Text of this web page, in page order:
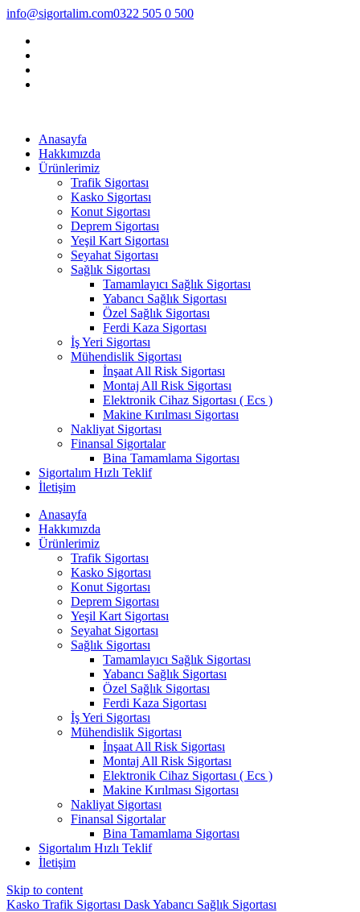
info@sigortalim.com0322 505 0 500
Anasayfa
Hakkımızda
Ürünlerimiz
Trafik Sigortası
Kasko Sigortası
Konut Sigortası
Deprem Sigortası
Yeşil Kart Sigortası
Seyahat Sigortası
Sağlık Sigortası
Tamamlayıcı Sağlık Sigortası
Yabancı Sağlık Sigortası
Özel Sağlık Sigortası
Ferdi Kaza Sigortası
İş Yeri Sigortası
Mühendislik Sigortası
İnşaat All Risk Sigortası
Montaj All Risk Sigortası
Elektronik Cihaz Sigortası ( Ecs )
Makine Kırılması Sigortası
Nakliyat Sigortası
Finansal Sigortalar
Bina Tamamlama Sigortası
Sigortalım Hızlı Teklif
İletişim
Anasayfa
Hakkımızda
Ürünlerimiz
Trafik Sigortası
Kasko Sigortası
Konut Sigortası
Deprem Sigortası
Yeşil Kart Sigortası
Seyahat Sigortası
Sağlık Sigortası
Tamamlayıcı Sağlık Sigortası
Yabancı Sağlık Sigortası
Özel Sağlık Sigortası
Ferdi Kaza Sigortası
İş Yeri Sigortası
Mühendislik Sigortası
İnşaat All Risk Sigortası
Montaj All Risk Sigortası
Elektronik Cihaz Sigortası ( Ecs )
Makine Kırılması Sigortası
Nakliyat Sigortası
Finansal Sigortalar
Bina Tamamlama Sigortası
Sigortalım Hızlı Teklif
İletişim
Skip to content
Kasko Trafik Sigortası Dask Yabancı Sağlık Sigortası